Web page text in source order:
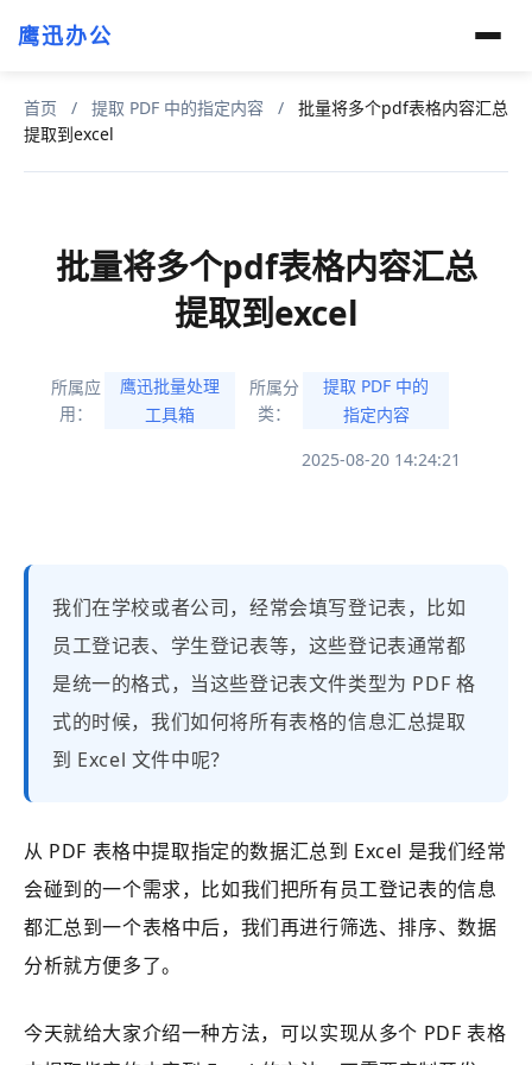
鹰迅办公
首页 / 提取 PDF 中的指定内容 /
批量将多个pdf表格内容汇总
提取到excel
批量将多个pdf表格内容汇总
提取到excel
所属应
用：
鹰迅批量处理
工具箱
所属分
类：
提取 PDF 中的
指定内容
2025-08-20 14:24:21
我们在学校或者公司，经常会填写登记表，比如
员工登记表、学生登记表等，这些登记表通常都
是统一的格式，当这些登记表文件类型为 PDF 格
式的时候，我们如何将所有表格的信息汇总提取
到 Excel 文件中呢？
从 PDF 表格中提取指定的数据汇总到 Excel 是我们经常
会碰到的一个需求，比如我们把所有员工登记表的信息
都汇总到一个表格中后，我们再进行筛选、排序、数据
分析就方便多了。
今天就给大家介绍一种方法，可以实现从多个 PDF 表格